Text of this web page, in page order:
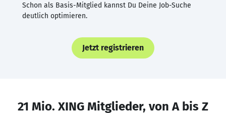
Schon als Basis-Mitglied kannst Du Deine Job-Suche
deutlich optimieren.
Jetzt registrieren
21 Mio. XING Mitglieder, von A bis Z